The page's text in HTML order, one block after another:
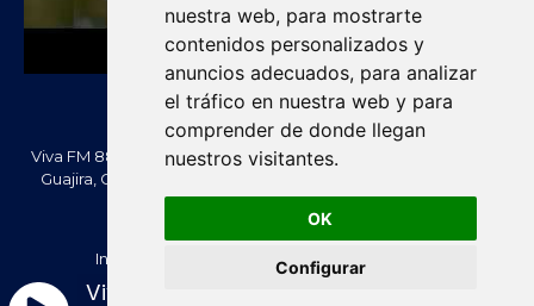
nuestra web, para mostrarte
contenidos personalizados y
anuncios adecuados, para analizar
el tráfico en nuestra web y para
comprender de donde llegan
nuestros visitantes.
OK
Configurar
Viva FM 88.2 - En Vivo
Viva FM 88.2 FM es una emisora comunitaria de Villanueva, La
Guajira, Colombia. Información, noticias, cultura, vallenato y
actualidad regional.
vivafm.com.co
Inicio
Acera de Nosotros
Política de Privacidad